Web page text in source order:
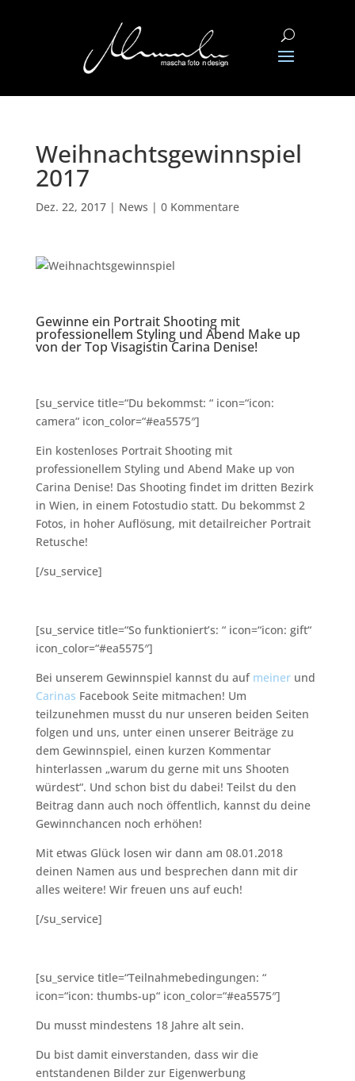
Weihnachtsgewinnspiel
2017
Dez. 22, 2017| News | 0 Kommentare
Gewinne ein Portrait Shooting mit
professionellem Styling und Abend Make up
von der Top VisagistinCarina Denise!
[su_service title=“Du bekommst: “ icon=“icon:
camera“ icon_color=“#ea5575″]
Ein kostenloses Portrait Shooting mit
professionellem Styling und Abend Make up von
Carina Denise! Das Shooting findet im dritten Bezirk
in Wien, in einem Fotostudio statt. Du bekommst 2
Fotos, in hoher Auflösung, mit detailreicher Portrait
Retusche!
[/su_service]
[su_service title=“So funktioniert’s: “ icon=“icon: gift“
icon_color=“#ea5575″]
Bei unserem Gewinnspiel kannst du auf meiner und
Carinas Facebook Seite mitmachen! Um
teilzunehmen musst du nur unseren beiden Seiten
folgen und uns, unter einen unserer Beiträge zu
dem Gewinnspiel, einen kurzen Kommentar
hinterlassen „warum du gerne mit uns Shooten
würdest“. Und schon bist du dabei! Teilst du den
Beitrag dann auch noch öffentlich, kannst du deine
Gewinnchancen noch erhöhen!
Mit etwas Glück losen wir dann am 08.01.2018
deinen Namen aus und besprechen dann mit dir
alles weitere! Wir freuen uns auf euch!
[/su_service]
[su_service title=“Teilnahmebedingungen: “
icon=“icon: thumbs-up“ icon_color=“#ea5575″]
Du musst mindestens 18 Jahre alt sein.
Du bist damit einverstanden, dass wir die
entstandenen Bilder zur Eigenwerbung